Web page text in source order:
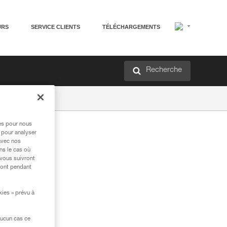
SERVICE CLIENTS TÉLÉCHARGEMENTS
Recherche
pour nous
analyser
nos
le cas où
suivront
pendant
» prévu à
cas ce